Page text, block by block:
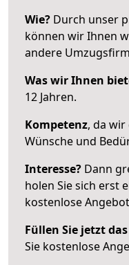
Wie? Durch unser
können wir Ihnen
andere
Was wir Ihnen
12 Jahren.
Kompetenz, da
Wünsche und
Interesse? Dann
holen Sie sich erst
kostenlose
Füllen Sie jetzt
Sie kostenlose